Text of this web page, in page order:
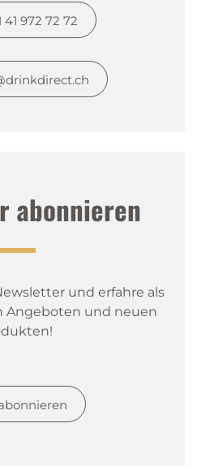
41 972 72 72
abonnieren
und erfahre als
Angeboten und neuen